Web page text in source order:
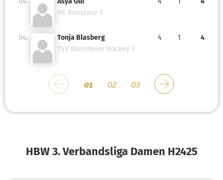
HC Konstanz 1
04.
Tonja Blasberg
TSV Mannheim Hockey 3
4 1 4
01 02 03
HBW 3. Verbandsliga Damen H2425